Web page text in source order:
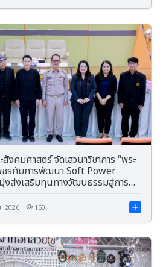
คมศาสตร์ จัดเสวนาวิชาการ “พระ
ชรกับการพัฒนา Soft Power
งส่งเสริมทุนทางวัฒนธรรมสู่การ
2026 150